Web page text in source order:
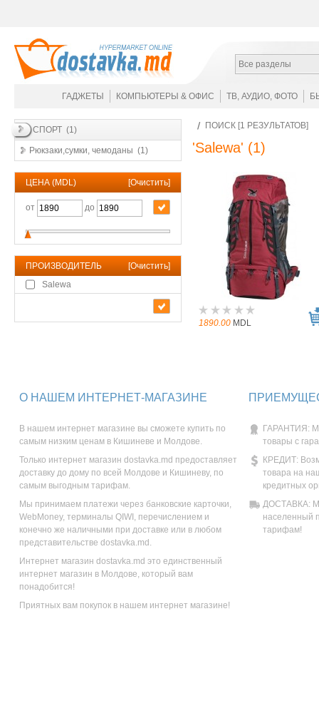
Все разделы
ГАДЖЕТЫ КОМПЬЮТЕРЫ & ОФИС ТВ, АУДИО, ФОТО
СПОРТ (1)
Рюкзаки,сумки, чемоданы (1)
ЦЕНА (MDL) [Очистить]
от до
ПРОИЗВОДИТЕЛЬ [Очистить]
Salewa
ПОИСК [1 РЕЗУЛЬТАТОВ]
'Salewa' (1)
1890.00 MDL
О НАШЕМ ИНТЕРНЕТ-МАГАЗИНЕ
В нашем интернет магазине вы сможете купить по
самым низким ценам в Кишиневе и Молдове.
Только интернет магазин dostavka.md предоставляет
доставку до дому по всей Молдове и Кишиневу, по
самым выгодным тарифам.
Мы принимаем платежи через банковские карточки,
WebMoney, терминалы QIWI, перечислением и
конечно же наличными при доставке или в любом
представительстве dostavka.md.
Интернет магазин dostavka.md это единственный
интернет магазин в Молдове, который вам
понадобится!
Приятных вам покупок в нашем интернет магазине!
ГАРАНТИЯ:
товары с
КРЕДИТ:
товара на
кредитных
ДОСТАВКА:
населенный
тарифам!